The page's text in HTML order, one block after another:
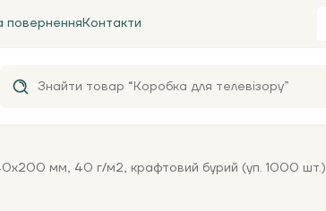
поверненняКонтакти
мм, 40 г/м2, крафтовий бурий (уп. 1000 шт.)